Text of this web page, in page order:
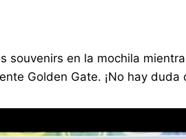
souvenirs en la mochila
Golden Gate. ¡No hay